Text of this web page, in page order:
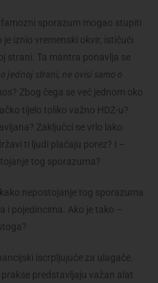
sporazum mogao stupiti
iznio vremenski okvir, ističući
strani. Ta mantra ponavlja se
jednoj strani, ne ovisi samo o
Zbog čega se već jednom oko
tijelo toliko važno HDZ-u?
Zaključci se vrlo lako
ti ljudi plaćaju porez? I –
tog sporazuma?
nepostojanje tog sporazuma
i pojedincima. Ako je tako –
iscrpljujuće za ulagače.
predstavljaju važan alat